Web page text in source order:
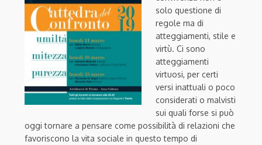
solo questione di
regole ma di
atteggiamenti, stile e
virtù. Ci sono
atteggiamenti
virtuosi, per certi
versi inattuali o poco
considerati o malvisti
sui quali forse si può
oggi tornare a pensare come possibilità di relazioni che
favoriscono la vita sociale in questo tempo di